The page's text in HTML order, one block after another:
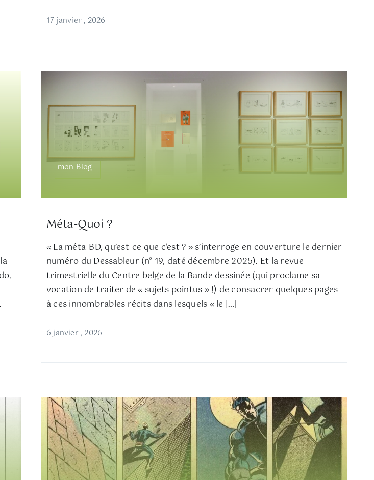
17 janvier , 2026
mon Blog
Méta-Quoi ?
« La méta-BD, qu’est-ce que c’est ? » s’interroge en couverture le dernier
numéro du Dessableur (n° 19, daté décembre 2025). Et la revue
trimestrielle du Centre belge de la Bande dessinée (qui proclame sa
vocation de traiter de « sujets pointus » !) de consacrer quelques pages
à ces innombrables récits dans lesquels « le […]
6 janvier , 2026